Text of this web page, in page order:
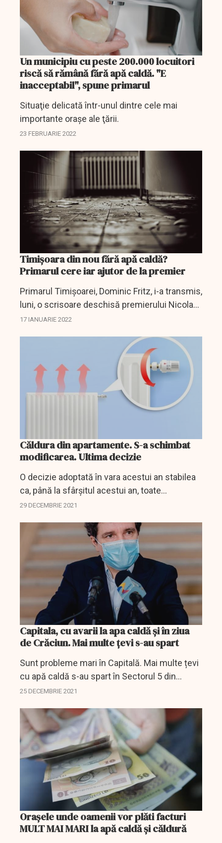
Un municipiu cu peste 200.000 locuitori
riscă să rămână fără apă caldă. "E
inacceptabil", spune primarul
Situaţie delicată într-unul dintre cele mai
importante oraşe ale ţării.
23 FEBRUARIE 2022
Timișoara din nou fără apă caldă?
Primarul cere iar ajutor de la premier
Primarul Timişoarei, Dominic Fritz, i-a transmis,
luni, o scrisoare deschisă premierului Nicolae
Ciucă, prin care cere ajutor în găsirea unor
17 IANUARIE 2022
Căldura din apartamente. S-a schimbat
modificarea. Ultima decizie
O decizie adoptată în vara acestui an stabilea
ca, până la sfârșitul acestui an, toate
apartamentele racordate la sistemul de
fie dotate cu...
29 DECEMBRIE 2021
Capitala, cu avarii la apa caldă și în ziua
de Crăciun. Mai multe țevi s-au spart
Sunt probleme mari în Capitală. Mai multe țevi
cu apă caldă s-au spart în Sectorul 5 din
București, chiar în prima zi de Crăciun.
25 DECEMBRIE 2021
Orașele unde oamenii vor plăti facturi
MULT MAI MARI la apă caldă și căldură